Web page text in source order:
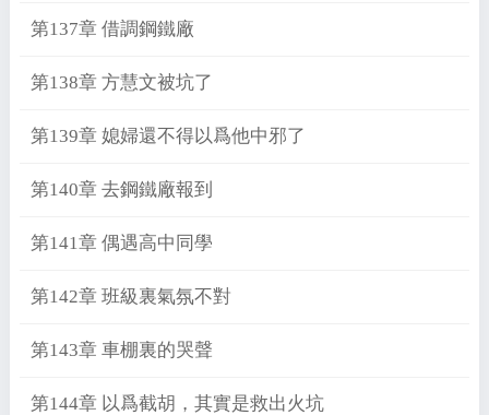
第137章 借調鋼鐵廠
第138章 方慧文被坑了
第139章 媳婦還不得以爲他中邪了
第140章 去鋼鐵廠報到
第141章 偶遇高中同學
第142章 班級裏氣氛不對
第143章 車棚裏的哭聲
第144章 以爲截胡，其實是救出火坑